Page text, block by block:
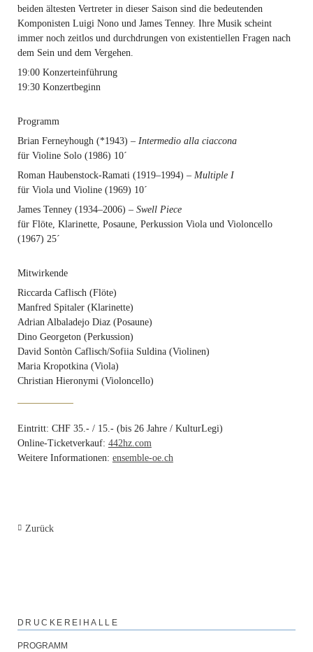
beiden ältesten Vertreter in dieser Saison sind die bedeutenden
Komponisten Luigi Nono und James Tenney. Ihre Musik scheint
immer noch zeitlos und durchdrungen von existentiellen Fragen nach
dem Sein und dem Vergehen.
19:00 Konzerteinführung
19:30 Konzertbeginn
Programm
Brian Ferneyhough (*1943) – Intermedio alla ciaccona
für Violine Solo (1986) 10´
Roman Haubenstock-Ramati (1919–1994) – Multiple I
für Viola und Violine (1969) 10´
James Tenney (1934–2006) – Swell Piece
für Flöte, Klarinette, Posaune, Perkussion Viola und Violoncello
(1967) 25´
Mitwirkende
Riccarda Caflisch (Flöte)
Manfred Spitaler (Klarinette)
Adrian Albaladejo Diaz (Posaune)
Dino Georgeton (Perkussion)
David Sontòn Caflisch/Sofiia Suldina (Violinen)
Maria Kropotkina (Viola)
Christian Hieronymi (Violoncello)
Eintritt: CHF 35.- / 15.- (bis 26 Jahre / KulturLegi)
Online-Ticketverkauf: 442hz.com
Weitere Informationen: ensemble-oe.ch
Zurück
DRUCKEREIHALLE
PROGRAMM